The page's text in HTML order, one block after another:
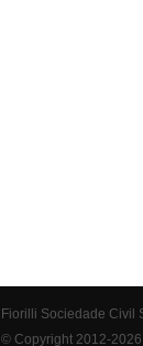
Fiorilli Sociedade Civil
© Copyright 2012-